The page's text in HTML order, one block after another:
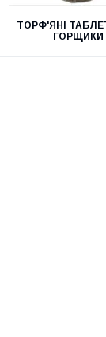
ТОРФ'ЯНІ
ГОРЩИКИ